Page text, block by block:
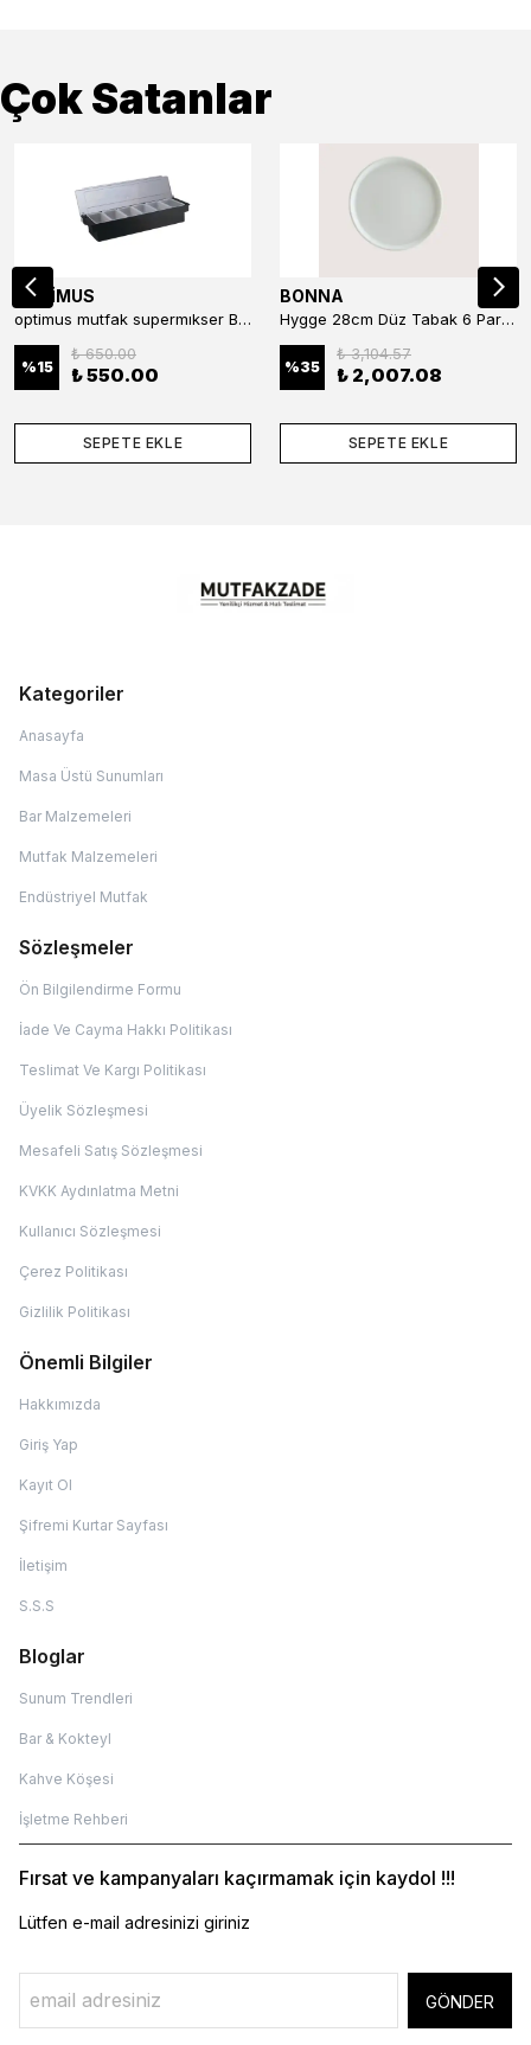
Çok Satanlar
OPTİMUS
optimus mutfak supermıkser Bar Konteyner 6'lı 50×16×9 cm Kapaklı Polikarbon Organizer Bar & Kafe
%15
₺ 650.00
₺ 550.00
SEPETE EKLE
BONNA
Hygge 28cm Düz Tabak 6 Parça
%35
₺ 3,104.57
₺ 2,007.08
SEPETE EKLE
Kategoriler
Anasayfa
Masa Üstü Sunumları
Bar Malzemeleri
Mutfak Malzemeleri
Endüstriyel Mutfak
Sözleşmeler
Ön Bilgilendirme Formu
İade Ve Cayma Hakkı Politikası
Teslimat Ve Kargı Politikası
Üyelik Sözleşmesi
Mesafeli Satış Sözleşmesi
KVKK Aydınlatma Metni
Kullanıcı Sözleşmesi
Çerez Politikası
Gizlilik Politikası
Önemli Bilgiler
Hakkımızda
Giriş Yap
Kayıt Ol
Şifremi Kurtar Sayfası
İletişim
S.S.S
Bloglar
Sunum Trendleri
Bar & Kokteyl
Kahve Köşesi
İşletme Rehberi
Fırsat ve kampanyaları kaçırmamak için kaydol !!!
Lütfen e-mail adresinizi giriniz
GÖNDER